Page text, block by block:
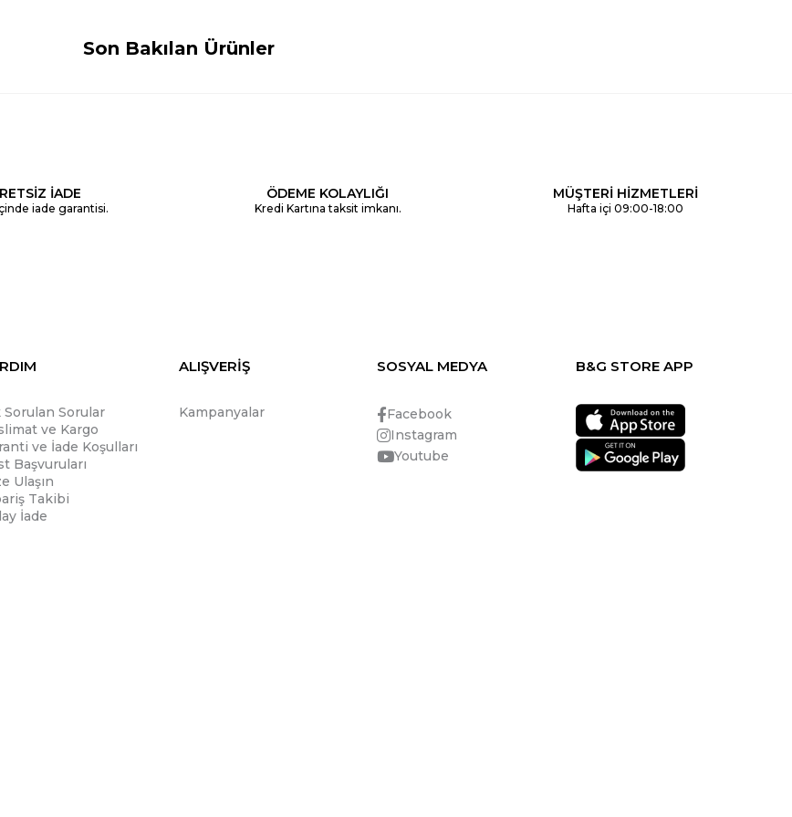
Son Bakılan Ürünler
İADE
iade garantisi.
ÖDEME KOLAYLIĞI
Kredi Kartına taksit imkanı.
MÜŞTERİ HİZMETLERİ
Hafta içi 09:00-18:00
Sorulan Sorular
ve Kargo
ve İade Koşulları
Başvuruları
Ulaşın
Takibi
İade
ALIŞVERİŞ
Kampanyalar
SOSYAL MEDYA
Facebook
Instagram
Youtube
B&G STORE APP